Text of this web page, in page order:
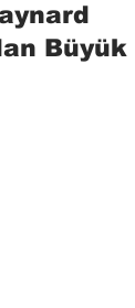
Büyük